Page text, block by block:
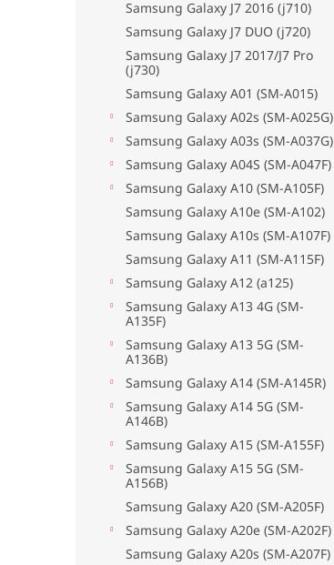
Samsung Galaxy J7 2016 (j710)
Samsung Galaxy J7 DUO (j720)
Samsung Galaxy J7 2017/J7 Pro
(j730)
Samsung Galaxy A01 (SM-A015)
Samsung Galaxy A02s (SM-A025G)
Samsung Galaxy A03s (SM-A037G)
Samsung Galaxy A04S (SM-A047F)
Samsung Galaxy A10 (SM-A105F)
Samsung Galaxy A10e (SM-A102)
Samsung Galaxy A10s (SM-A107F)
Samsung Galaxy A11 (SM-A115F)
Samsung Galaxy A12 (a125)
Samsung Galaxy A13 4G (SM-
A135F)
Samsung Galaxy A13 5G (SM-
A136B)
Samsung Galaxy A14 (SM-A145R)
Samsung Galaxy A14 5G (SM-
A146B)
Samsung Galaxy A15 (SM-A155F)
Samsung Galaxy A15 5G (SM-
A156B)
Samsung Galaxy A20 (SM-A205F)
Samsung Galaxy A20e (SM-A202F)
Samsung Galaxy A20s (SM-A207F)